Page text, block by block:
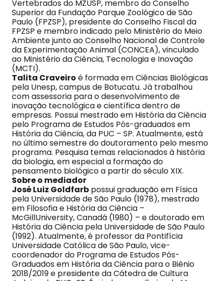
Vertebrados do MZUSP, membro do Conselho
Superior da Fundação Parque Zoológico de São
Paulo (FPZSP), presidente do Conselho Fiscal da
FPZSP e membro indicado pelo Ministério do Meio
Ambiente junto ao Conselho Nacional de Controle
da Experimentação Animal (CONCEA), vinculado
ao Ministério da Ciência, Tecnologia e Inovação
(MCTI).
Talita Craveiro é formada em Ciências Biológicas
pela Unesp, campus de Botucatu. Já trabalhou
com assessoria para o desenvolvimento de
inovação tecnológica e científica dentro de
empresas. Possui mestrado em História da Ciência
pelo Programa de Estudos Pós-graduados em
História da Ciência, da PUC – SP. Atualmente, está
no último semestre do doutoramento pelo mesmo
programa. Pesquisa temas relacionados à história
da biologia, em especial a formação do
pensamento biológico a partir do século XIX.
Sobre o mediador
José Luiz Goldfarb possui graduação em Física
pela Universidade de São Paulo (1978), mestrado
em Filosofia e História da Ciência –
McGillUniversity, Canadá (1980) – e doutorado em
História da Ciência pela Universidade de São Paulo
(1992). Atualmente, é professor da Pontifícia
Universidade Católica de São Paulo, vice-
coordenador do Programa de Estudos Pós-
Graduados em História da Ciência para o Biênio
2018/2019 e presidente da Cátedra de Cultura